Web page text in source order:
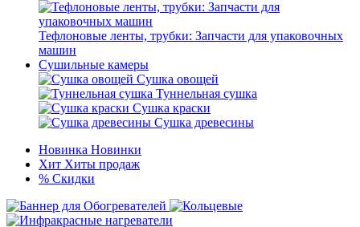
Тефлоновые ленты, трубки: Запчасти для упаковочных
машин
Сушильные камеры
Сушка овощей
Туннельная сушка
Сушка краски
Сушка древесины
Новинка Новинки
Хит Хиты продаж
% Скидки